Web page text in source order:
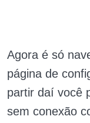
Agora é só
página de
partir daí você
sem conexão